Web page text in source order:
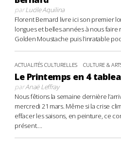
parLucile Aquilina
Florent Bernard livre ici son premier
longues et belles années à nous faire
Golden Moustache puis l’inratable
ACTUALITÉS CULTURELLES CULTURE &
Le Printemps en 4
parAnaë Leffray
Nous fêtions la semaine dernière
mercredi 21 mars. Même si la crise
effacer les saisons, en peinture, ce
présent....